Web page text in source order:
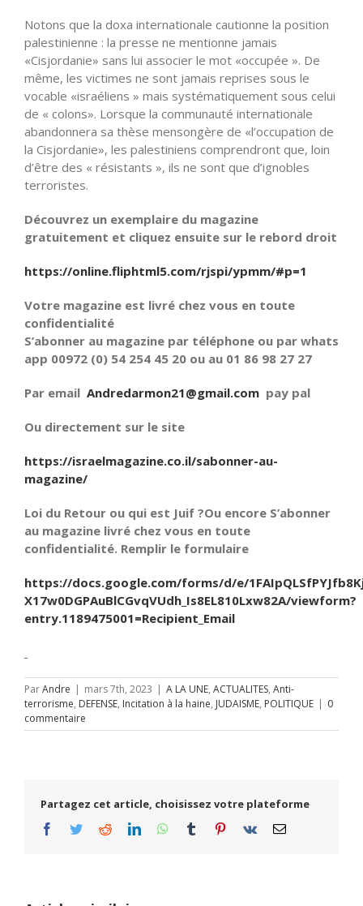
Notons que la doxa internationale cautionne la position
palestinienne : la presse ne mentionne jamais
«Cisjordanie» sans lui associer le mot «occupée ». De
même, les victimes ne sont jamais reprises sous le
vocable «israéliens » mais systématiquement sous celui
de « colons». Lorsque la communauté internationale
abandonnera sa thèse mensongère de «l’occupation de
la Cisjordanie», les palestiniens comprendront que, loin
d’être des « résistants », ils ne sont que d’ignobles
terroristes.
Découvrez un exemplaire du magazine
gratuitement et cliquez ensuite sur le rebord droit
https://online.fliphtml5.com/rjspi/ypmm/#p=1
Votre magazine est livré chez vous en toute
confidentialité
S’abonner au magazine par téléphone ou par whats
app 00972 (0) 54 254 45 20 ou au 01 86 98 27 27
Par email Andredarmon21@gmail.com pay pal
Ou directement sur le site
https://israelmagazine.co.il/sabonner-au-
magazine/
Loi du Retour ou qui est Juif ?Ou encore S’abonner
au magazine livré chez vous en toute
confidentialité. Remplir le formulaire
https://docs.google.com/forms/d/e/
X17w0DGPAuBlCGvqVUdh_Is8EL810Lxw82A/viewform?
entry.1189475001=Recipient_Email
ParAndre | mars 7th, 2023 | A LA UNE, ACTUALITES, Anti-
terrorisme, DEFENSE, Incitation à la haine, JUDAISME, POLITIQUE | 0
commentaire
Partagez cet article, choisissez votre plateforme
Facebook
TwitterRedditLinkedInWhatsApp
Tumblr Pinterest
Vk Email